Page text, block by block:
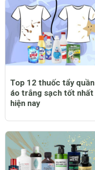
Top 12 thuốc tẩy quần
áo trắng sạch tốt nhất
hiện nay